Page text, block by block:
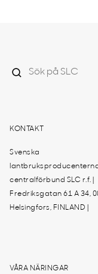
KONTAKT
Svenska
centralförbund SLC r.f. |
Fredriksgatan 61 A 34,
Helsingfors, FINLAND |
VÅRA NÄRINGAR